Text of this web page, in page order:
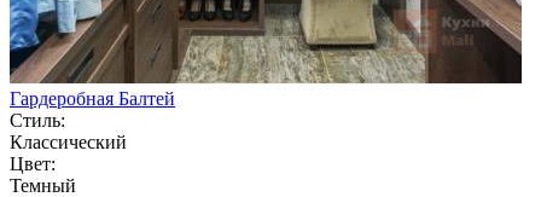
Гардеробная Балтей
Стиль:
Классический
Цвет:
Темный